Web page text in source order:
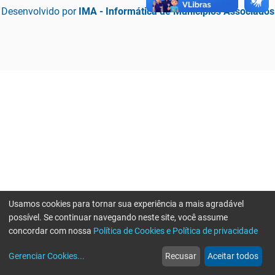
Desenvolvido por IMA - Informática de Municípios Associados
web
Notícias
more_horiz
Mais
Usamos cookies para tornar sua experiência a mais agradável
possível. Se continuar navegando neste site, você assume
concordar com nossa Política de Cookies e Política de privacidade
Gerenciar Cookies... Recusar Aceitar todos
Erro ao enviar informações, por favor tente novamente